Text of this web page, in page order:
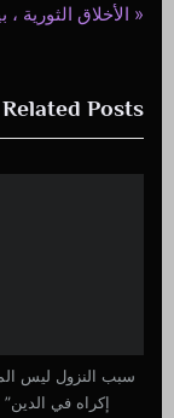
تصفّح
P
v
i
o
t
الأخلاق الثورية ،
Related Posts
إكراه في